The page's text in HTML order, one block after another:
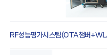
RF성능평가시스템(OTA챔버